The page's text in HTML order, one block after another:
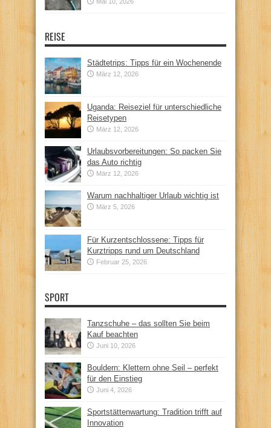
REISE
Städtetrips: Tipps für ein Wochenende
März 12, 2026
Uganda: Reiseziel für unterschiedliche
Reisetypen
März 12, 2026
Urlaubsvorbereitungen: So packen Sie
das Auto richtig
März 12, 2026
Warum nachhaltiger Urlaub wichtig ist
März 5, 2026
Für Kurzentschlossene: Tipps für
Kurztripps rund um Deutschland
Februar 25, 2026
SPORT
Tanzschuhe – das sollten Sie beim
Kauf beachten
Juni 10, 2026
Bouldern: Klettern ohne Seil – perfekt
für den Einstieg
Juni 4, 2026
Sportstättenwartung: Tradition trifft auf
Innovation